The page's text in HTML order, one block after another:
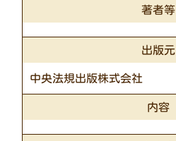
著者等
出版元
中央法規出版株式会社
内容